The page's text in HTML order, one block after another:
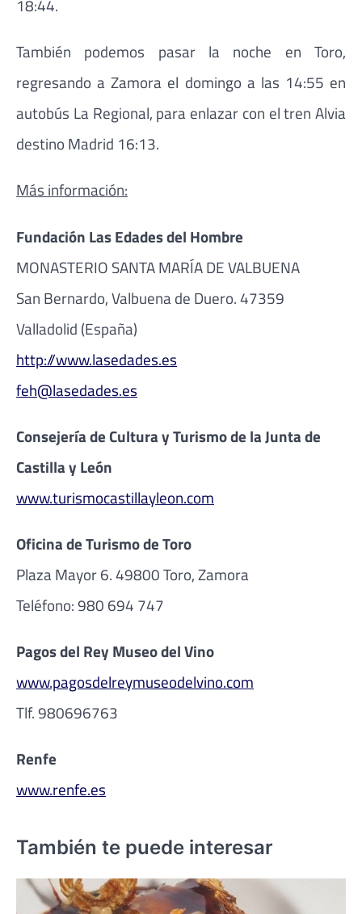
18:44.
También podemos pasar la noche en Toro,
regresando a Zamora el domingo a las 14:55 en
autobús La Regional, para enlazar con el tren Alvia
destino Madrid 16:13.
Más información:
Fundación Las Edades del Hombre
MONASTERIO SANTA MARÍA DE VALBUENA
San Bernardo, Valbuena de Duero. 47359
Valladolid (España)
http://www.lasedades.es
feh@lasedades.es
Consejería de Cultura y Turismo de la Junta de
Castilla y León
www.turismocastillayleon.com
Oficina de Turismo de Toro
Plaza Mayor 6. 49800 Toro, Zamora
Teléfono: 980 694 747
Pagos del Rey Museo del Vino
www.pagosdelreymuseodelvino.com
Tlf. 980696763
Renfe
www.renfe.es
También te puede interesar